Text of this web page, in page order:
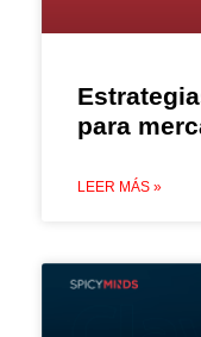
para
LEER MÁS »